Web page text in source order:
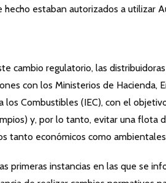
estaban autorizados a utilizar
cambio regulatorio, las
con los Ministerios de Hacienda,
los Combustibles (IEC), con el
y, por lo tanto, evitar una flota
tanto económicos como ambientales
primeras instancias en las que se